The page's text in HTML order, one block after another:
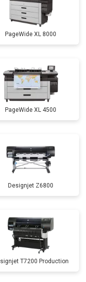
PageWide XL 8000
PageWide XL 4500
Designjet Z6800
T7200 Production